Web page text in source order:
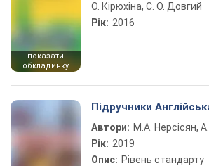
показати
обкладинку
О. Кірюхіна, С. О. Довгий
Рік: 2016
Підручники
Автори: М.А. Нерсісян,
Рік: 2019
Опис: Рівень стандарту